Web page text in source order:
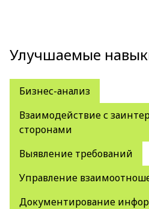
Улучшаемые
Бизнес-анализ
Взаимодействие с
сторонами
Выявление требований
Управление
Документирование